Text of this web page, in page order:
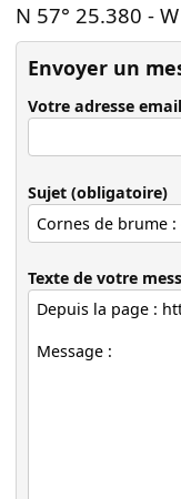
N 57° 25.380 -
Envoyer un
Votre adresse
Sujet (obligatoire)
Texte de votre